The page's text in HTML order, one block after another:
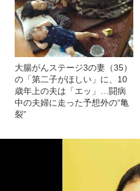
大腸がんステージ3の妻（35）
の「第二子がほしい」に、10
歳年上の夫は「エッ」…闘病
中の夫婦に走った予想外の“亀
裂”